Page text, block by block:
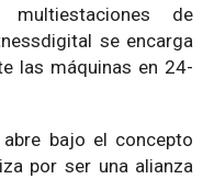
multiestaciones de
se encarga
las máquinas en 24-
bajo el concepto
por ser una alianza